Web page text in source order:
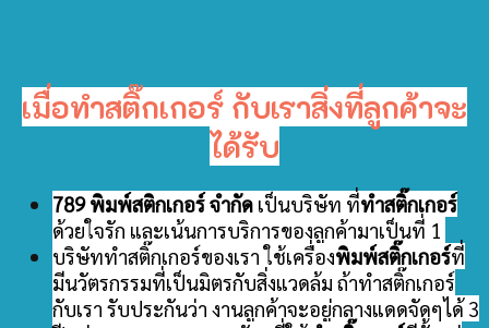
เมื่อทำสติ๊กเกอร์ กับเราสิ่งที่ลูกค้าจะ
ได้รับ
789 พิมพ์สติกเกอร์ จำกัด เป็นบริษัท ที่ทำสติ๊กเกอร์
ด้วยใจรัก และเน้นการบริการของลูกค้ามาเป็นที่ 1
บริษัททำสติ๊กเกอร์ของเรา ใช้เครื่องพิมพ์สติ๊กเกอร์ที่
มีนวัตรกรรมที่เป็นมิตรกับสิ่งแวดล้ม ถ้าทำสติ๊กเกอร์
กับเรา รับประกันว่า งานลูกค้าจะอยู่กลางแดดจัดๆได้ 3